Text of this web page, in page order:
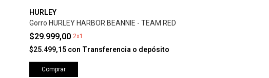
HURLEY
Gorro HURLEY HARBOR BEANNIE - TEAM RED
$29.999,00 2x1
$25.499,15 con Transferencia o depósito
Comprar